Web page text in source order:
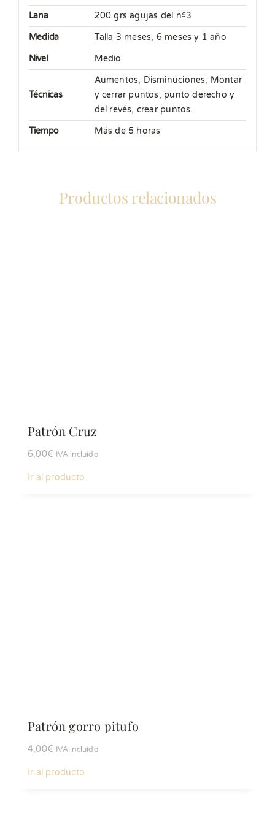
Lana 200 grs agujas del nº3
Medida Talla 3 meses, 6 meses y 1 año
Nivel Medio
Técnicas
Aumentos, Disminuciones, Montar
y cerrar puntos, punto derecho y
del revés, crear puntos.
Tiempo Más de 5 horas
Productos relacionados
Patrón Cruz
6,00€ IVA incluído
Ir al producto
Patrón gorro pitufo
4,00€ IVA incluído
Ir al producto